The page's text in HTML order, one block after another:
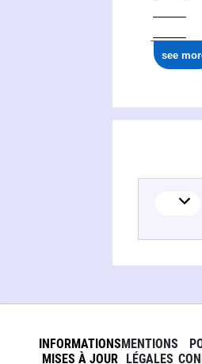
see
INFORMATIONS
MISES À JOUR
MENTIONS
LÉGALES